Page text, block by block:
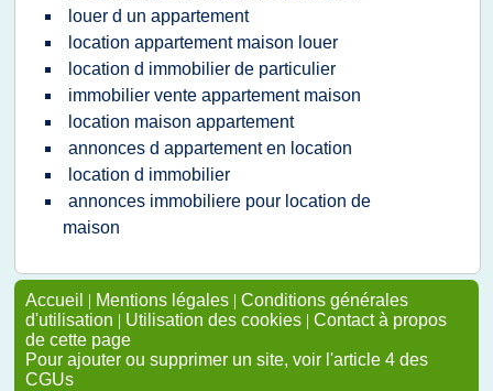
louer d un appartement
location appartement maison louer
location d immobilier de particulier
immobilier vente appartement maison
location maison appartement
annonces d appartement en location
location d immobilier
annonces immobiliere pour location de
maison
Accueil | Mentions légales | Conditions générales
d'utilisation | Utilisation des cookies | Contact à propos
de cette page
Pour ajouter ou supprimer un site, voir l'article 4 des
CGUs